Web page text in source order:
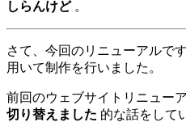
しらんけど。
さて、今回のリニューアルで
用いて制作を行いました。
前回のウェブサイトリニュー
切り替えました 的な話をして